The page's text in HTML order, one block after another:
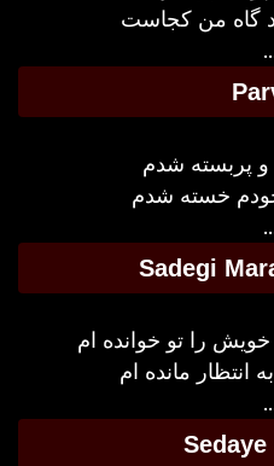
گاه من کجاست
پربسته شدم
خسته شدم
Sadegi
را تو خوانده ام
انتظار مانده ام
Sedaye